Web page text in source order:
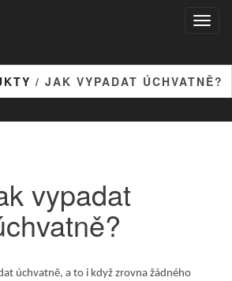
/ JAK VYPADAT ÚCHVATNĚ?
vypadat
úchvatně, a to i když zrovna žádného